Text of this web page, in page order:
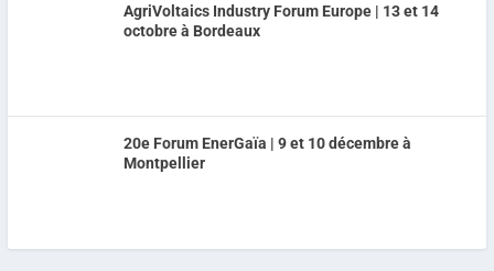
AgriVoltaics Industry Forum Europe | 13 et 14
octobre à Bordeaux
20e Forum EnerGaïa | 9 et 10 décembre à
Montpellier